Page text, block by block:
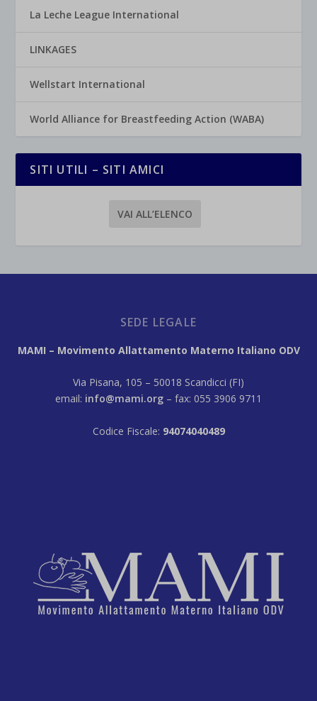
La Leche League International
LINKAGES
Wellstart International
World Alliance for Breastfeeding Action (WABA)
SITI UTILI – SITI AMICI
VAI ALL’ELENCO
SEDE LEGALE
MAMI – Movimento Allattamento Materno Italiano ODV
Via Pisana, 105 – 50018 Scandicci (FI)
email: info@mami.org – fax: 055 3906 9711
Codice Fiscale: 94074040489